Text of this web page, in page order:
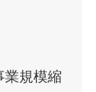
規模縮